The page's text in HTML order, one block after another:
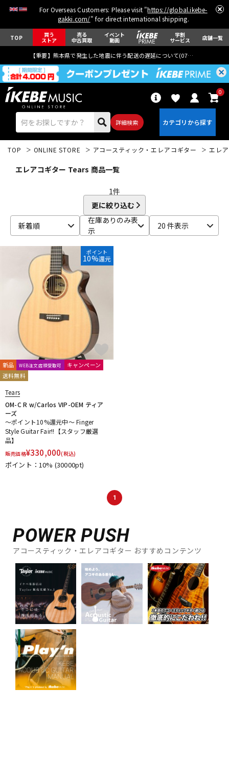
For Overseas Customers: Please visit "https://global.ikebe-
gakki.com/" for direct international shipping.
TOP 買う
ストア
売る
中古買取
イベント
動画
学割
サービス 店舗一覧
【重要】熊本県で発生した地震に伴う配送の遅延について(07月29日
詳細検索
0
ベース
ドラム
キーボード
管楽器
DJ機器
DTM オンライン納品
中古
TOP ONLINE STORE アコースティック・エレアコギター エレ
エレアコギター Tears 商品一覧
1件
更に絞り込む
新着順
在庫ありのみ表
示
20 件表示
ポイント
10%還元
新品 WEB注文店頭受取可
キャンペーン
送料無料
Tears
OM-C R w/Carlos VIP-OEM ティア
ーズ
～ポイント10%還元中～ Finger
Style Guitar Fair!!【スタッフ厳選
品】
販売価格¥330,000(税込)
ポイント：10% (30000pt)
1
POWER PUSH
アコースティック・エレアコギター おすすめコンテンツ